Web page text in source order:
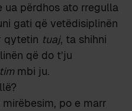
ua përdhos ato rregulla
gati që vetëdisiplinën
qytetin tuaj, ta shihni
që do t’ju
mbi ju.
mirëbesim, po e marr